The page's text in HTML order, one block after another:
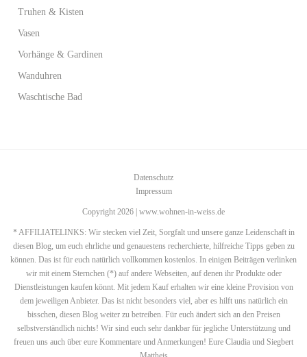
Truhen & Kisten
Vasen
Vorhänge & Gardinen
Wanduhren
Waschtische Bad
Datenschutz
Impressum
Copyright 2026 | www.wohnen-in-weiss.de
* AFFILIATELINKS: Wir stecken viel Zeit, Sorgfalt und unsere ganze Leidenschaft in
diesen Blog, um euch ehrliche und genauestens recherchierte, hilfreiche Tipps geben zu
können. Das ist für euch natürlich vollkommen kostenlos. In einigen Beiträgen verlinken
wir mit einem Sternchen (*) auf andere Webseiten, auf denen ihr Produkte oder
Dienstleistungen kaufen könnt. Mit jedem Kauf erhalten wir eine kleine Provision von
dem jeweiligen Anbieter. Das ist nicht besonders viel, aber es hilft uns natürlich ein
bisschen, diesen Blog weiter zu betreiben. Für euch ändert sich an den Preisen
selbstverständlich nichts! Wir sind euch sehr dankbar für jegliche Unterstützung und
freuen uns auch über eure Kommentare und Anmerkungen! Eure Claudia und Siegbert